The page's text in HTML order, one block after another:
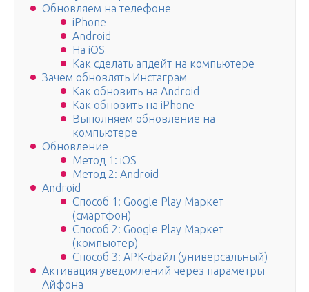
Обновляем на телефоне
iPhone
Android
На iOS
Как сделать апдейт на компьютере
Зачем обновлять Инстаграм
Как обновить на Android
Как обновить на iPhone
Выполняем обновление на
компьютере
Обновление
Метод 1: iOS
Метод 2: Android
Android
Способ 1: Google Play Маркет
(смартфон)
Способ 2: Google Play Маркет
(компьютер)
Способ 3: APK-файл (универсальный)
Активация уведомлений через параметры
Айфона